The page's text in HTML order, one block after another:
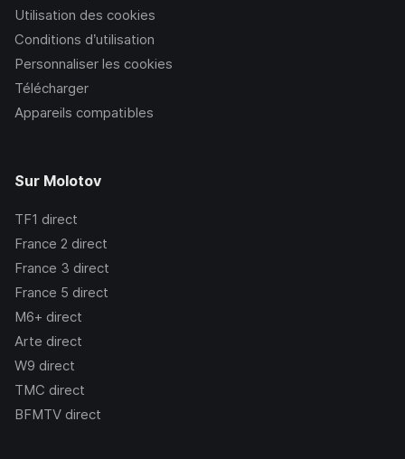
Utilisation des cookies
Conditions d’utilisation
Personnaliser les cookies
Télécharger
Appareils compatibles
Sur Molotov
TF1 direct
France 2 direct
France 3 direct
France 5 direct
M6+ direct
Arte direct
W9 direct
TMC direct
BFMTV direct